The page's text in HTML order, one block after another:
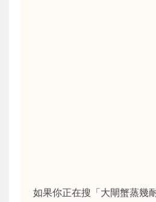
如果你正在搜「大閘蟹蒸幾